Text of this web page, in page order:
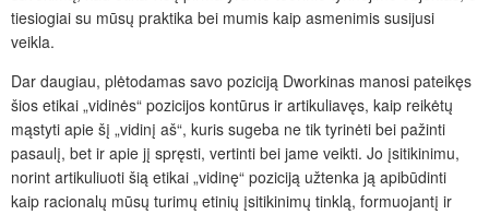
tiesiogiai su mūsų praktika bei mumis kaip asmenimis susijusi
veikla.
Dar daugiau, plėtodamas savo poziciją Dworkinas manosi pateikęs
šios etikai „vidinės“ pozicijos kontūrus ir artikuliavęs, kaip reikėtų
mąstyti apie šį „vidinį aš“, kuris sugeba ne tik tyrinėti bei pažinti
pasaulį, bet ir apie jį spręsti, vertinti bei jame veikti. Jo įsitikinimu,
norint artikuliuoti šią etikai „vidinę“ poziciją užtenka ją apibūdinti
kaip racionalų mūsų turimų etinių įsitikinimų tinklą, formuojantį ir